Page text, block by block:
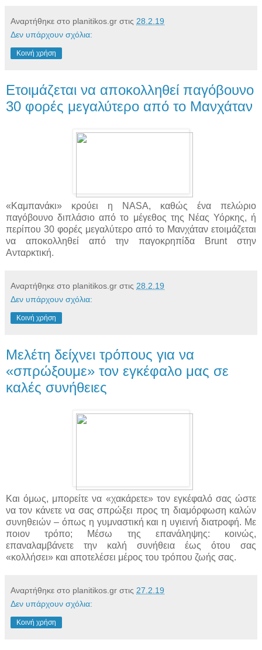
Αναρτήθηκε στο planitikos.gr στις 28.2.19
Δεν υπάρχουν σχόλια:
Κοινή χρήση
Ετοιμάζεται να αποκολληθεί παγόβουνο
30 φορές μεγαλύτερο από το Μανχάταν
«Καμπανάκι» κρούει η NASA, καθώς ένα πελώριο
παγόβουνο διπλάσιο από το μέγεθος της Νέας Υόρκης, ή
περίπου 30 φορές μεγαλύτερο από το Μανχάταν ετοιμάζεται
να αποκολληθεί από την παγοκρηπίδα Brunt στην
Ανταρκτική.
Αναρτήθηκε στο planitikos.gr στις 28.2.19
Δεν υπάρχουν σχόλια:
Κοινή χρήση
Μελέτη δείχνει τρόπους για να
«σπρώξουμε» τον εγκέφαλο μας σε
καλές συνήθειες
Και όμως, μπορείτε να «χακάρετε» τον εγκέφαλό σας ώστε
να τον κάνετε να σας σπρώξει προς τη διαμόρφωση καλών
συνηθειών – όπως η γυμναστική και η υγιεινή διατροφή. Με
ποιον τρόπο; Μέσω της επανάληψης: κοινώς,
επαναλαμβάνετε την καλή συνήθεια έως ότου σας
«κολλήσει» και αποτελέσει μέρος του τρόπου ζωής σας.
Αναρτήθηκε στο planitikos.gr στις 27.2.19
Δεν υπάρχουν σχόλια:
Κοινή χρήση